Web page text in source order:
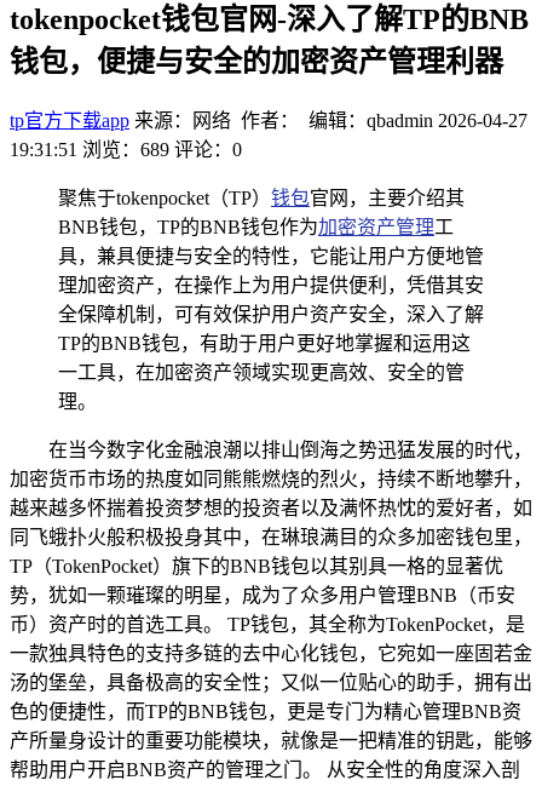
tokenpocket钱包官网-深入了解TP的BNB
钱包，便捷与安全的加密资产管理利器
tp官方下载app 来源：网络 作者： 编辑：qbadmin 2026-04-27
19:31:51 浏览：689 评论：0
聚焦于tokenpocket（TP） 钱包官网，主要介绍其
BNB钱包，TP的BNB钱包作为加密资产管理工
具，兼具便捷与安全的特性，它能让用户方便地管
理加密资产，在操作上为用户提供便利，凭借其安
全保障机制，可有效保护用户资产安全，深入了解
TP的BNB钱包，有助于用户更好地掌握和运用这
一工具，在加密资产领域实现更高效、安全的管
理。
在当今数字化金融浪潮以排山倒海之势迅猛发展的时代，
加密货币市场的热度如同熊熊燃烧的烈火，持续不断地攀升，
越来越多怀揣着投资梦想的投资者以及满怀热忱的爱好者，如
同飞蛾扑火般积极投身其中，在琳琅满目的众多加密钱包里，
TP（TokenPocket）旗下的BNB钱包以其别具一格的显著优
势，犹如一颗璀璨的明星，成为了众多用户管理BNB（币安
币）资产时的首选工具。 TP钱包，其全称为TokenPocket，是
一款独具特色的支持多链的去中心化钱包，它宛如一座固若金
汤的堡垒，具备极高的安全性；又似一位贴心的助手，拥有出
色的便捷性，而TP的BNB钱包，更是专门为精心管理BNB资
产所量身设计的重要功能模块，就像是一把精准的钥匙，能够
帮助用户开启BNB资产的管理之门。 从安全性的角度深入剖